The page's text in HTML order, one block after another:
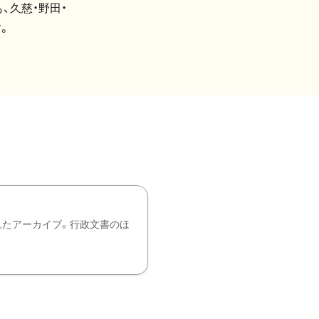
慈・野田・
アーカイブ。行政文書のほ